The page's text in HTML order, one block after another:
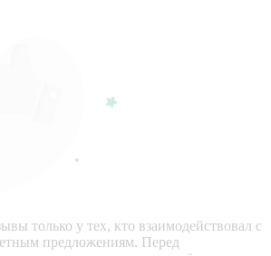
только у тех, кто взаимодействовал с
предложениям. Перед